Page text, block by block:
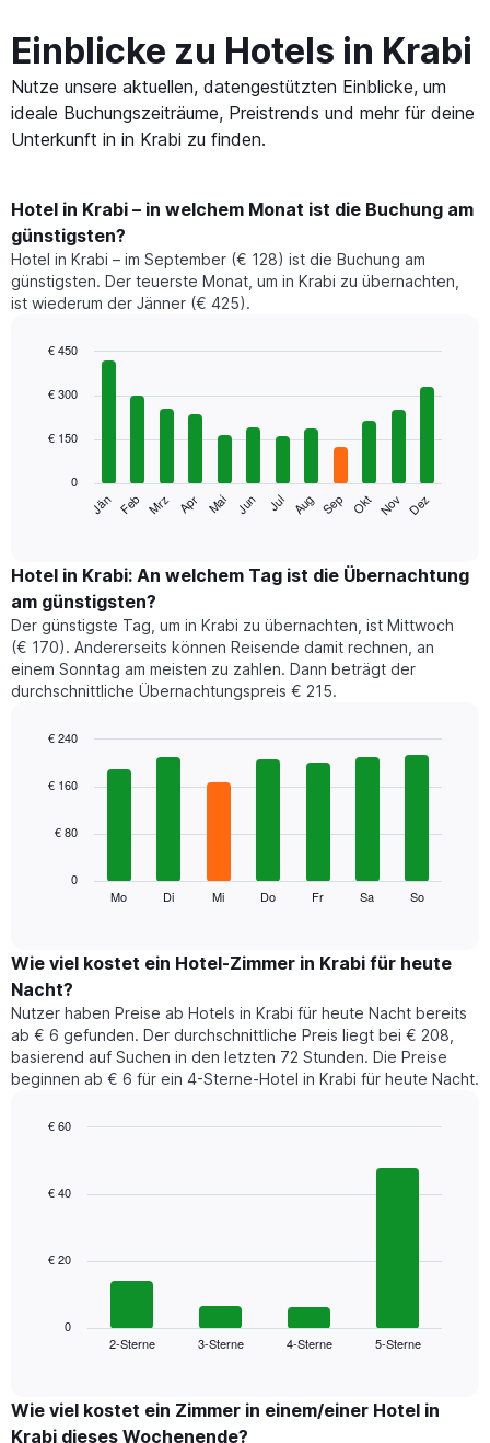
Einblicke zu Hotels in Krabi
Nutze unsere aktuellen, datengestützten Einblicke, um
ideale Buchungszeiträume, Preistrends und mehr für deine
Unterkunft in in Krabi zu finden.
Hotel in Krabi – in welchem Monat ist die Buchung am
günstigsten?
Hotel in Krabi – im September (€ 128) ist die Buchung am
günstigsten. Der teuerste Monat, um in Krabi zu übernachten,
ist wiederum der Jänner (€ 425).
chart
bars.
folgende
den
durchschnittlichen
Zimmerpreis
im
jeweiligen
Monat
an.
Diagramm
die
Monate
hat
1
Y-
Achse,
die
den
durchschnittlichen
anzeigt.
graphic.
Jän Feb Mrz Apr Mai Jun Jul Aug Sep Okt Nov Dez
0
€ 150
€ 300
€ 450
Hotel in Krabi: An welchem Tag ist die Übernachtung
am günstigsten?
Der günstigste Tag, um in Krabi zu übernachten, ist Mittwoch
(€ 170). Andererseits können Reisende damit rechnen, an
einem Sonntag am meisten zu zahlen. Dann beträgt der
durchschnittliche Übernachtungspreis € 215.
chart
bars.
den
durchschnittlichen
Preis
eines
Zimmers
für
den
Wochentag.
hat
die
anzeigt.
1
Y-
Mo Di Mi Do Fr Sa So
0
€ 80
€ 160
€ 240
Wie viel kostet ein Hotel-Zimmer in Krabi für heute
Nacht?
Nutzer haben Preise ab Hotels in Krabi für heute Nacht bereits
ab € 6 gefunden. Der durchschnittliche Preis liegt bei € 208,
basierend auf Suchen in den letzten 72 Stunden. Die Preise
beginnen ab € 6 für ein 4-Sterne-Hotel in Krabi für heute Nacht.
with
Das
zeigt
der
für
2-Sterne 3-Sterne 4-Sterne 5-Sterne
0
€ 20
€ 40
€ 60
Wie viel kostet ein Zimmer in einem/einer Hotel in
Krabi dieses Wochenende?